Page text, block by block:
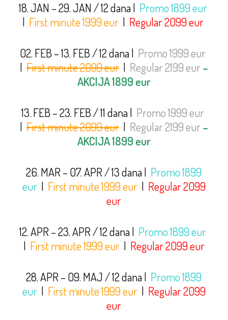
18. JAN – 29. JAN / 12 dana | Promo 1899 eur
| First minute 1999 eur | Regular 2099 eur
02. FEB – 13. FEB / 12 dana | Promo 1999 eur
| First minute 2099 eur | Regular 2199 eur–
AKCIJA 1899 eur
13. FEB – 23. FEB / 11 dana | Promo 1999 eur
| First minute 2099 eur | Regular 2199 eur–
AKCIJA 1899 eur
26. MAR – 07. APR / 13 dana | Promo 1899
eur | First minute 1999 eur | Regular 2099
eur
12. APR – 23. APR / 12 dana | Promo 1899 eur
| First minute 1999 eur | Regular 2099 eur
28. APR – 09. MAJ / 12 dana | Promo 1899
eur | First minute 1999 eur | Regular 2099
eur